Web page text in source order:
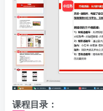
课程目录：